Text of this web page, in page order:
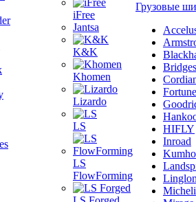
iFree
Jantsa
K&K
Khomen
Lizardo
LS
LS
FlowForming
Грузовые
Fortune
HIFLY
Inroad
Kumho